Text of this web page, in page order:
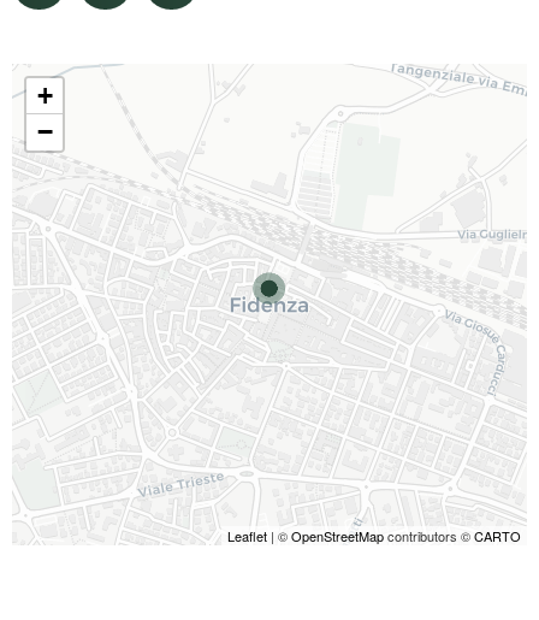
+
−
Leaflet | ©OpenStreetMapcontributors ©CARTO